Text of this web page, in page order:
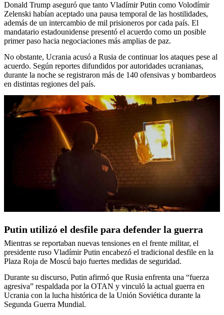
Donald Trump aseguró que tanto Vladímir Putin como Volodímir
Zelenski habían aceptado una pausa temporal de las hostilidades,
además de un intercambio de mil prisioneros por cada país. El
mandatario estadounidense presentó el acuerdo como un posible
primer paso hacia negociaciones más amplias de paz.
No obstante, Ucrania acusó a Rusia de continuar los ataques pese al
acuerdo. Según reportes difundidos por autoridades ucranianas,
durante la noche se registraron más de 140 ofensivas y bombardeos
en distintas regiones del país.
Putin utilizó el desfile para defender la guerra
Mientras se reportaban nuevas tensiones en el frente militar, el
presidente ruso Vladímir Putin encabezó el tradicional desfile en la
Plaza Roja de Moscú bajo fuertes medidas de seguridad.
Durante su discurso, Putin afirmó que Rusia enfrenta una “fuerza
agresiva” respaldada por la OTAN y vinculó la actual guerra en
Ucrania con la lucha histórica de la Unión Soviética durante la
Segunda Guerra Mundial.